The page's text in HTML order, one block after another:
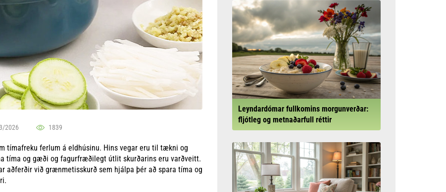
2026 1839
tímafreku ferlum á eldhúsinu. Hins vegar eru til tækni og
tíma og gæði og fagurfræðilegt útlit skurðarins eru varðveitt.
aðferðir við grænmetisskurð sem hjálpa þér að spara tíma og
Leyndardómar fullkomins morgunverðar:
fljótleg og metnaðarfull réttir